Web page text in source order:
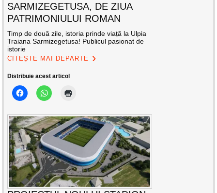
SARMIZEGETUSA, DE ZIUA
PATRIMONIULUI ROMAN
Timp de două zile, istoria prinde viață la Ulpia
Traiana Sarmizegetusa! Publicul pasionat de
istorie
CITEȘTE MAI DEPARTE
Distribuie acest articol